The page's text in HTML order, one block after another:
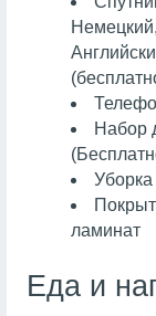
Набор
ламинат
Еда и